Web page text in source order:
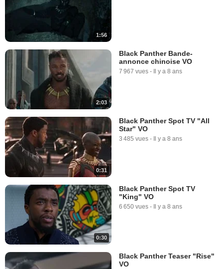
1:56
2:03
Black Panther Bande-
annonce chinoise VO
7 967 vues - Il y a 8 ans
0:31
Black Panther Spot TV "All
Star" VO
3 485 vues - Il y a 8 ans
0:30
Black Panther Spot TV
"King" VO
6 650 vues - Il y a 8 ans
Black Panther Teaser "Rise"
VO